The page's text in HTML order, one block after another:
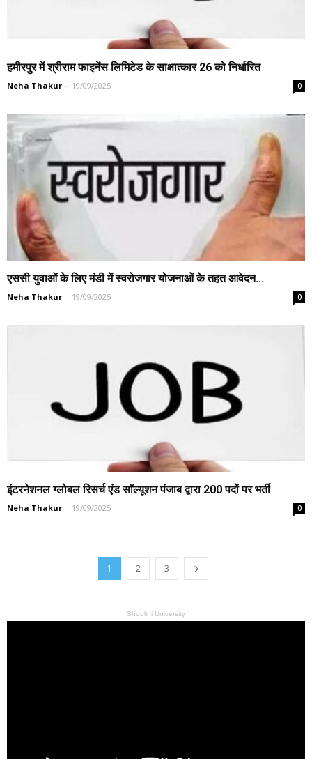
हमीरपुर में श्रीराम फाइनेंस लिमिटेड के साक्षात्कार 26 को निर्धारित
Neha Thakur - 19/09/2025 0
एससी युवाओं के लिए मंडी में स्वरोजगार योजनाओं के तहत आवेदन...
Neha Thakur - 19/09/2025 0
इंटरनेशनल ग्लोबल रिसर्च एंड साॅल्यूशन पंजाब द्वारा 200 पदों पर भर्ती
Neha Thakur - 19/09/2025 0
1 2 3
Shoolini University